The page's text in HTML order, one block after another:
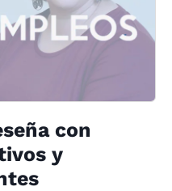
con
y